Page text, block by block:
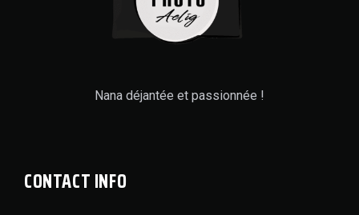
Nana déjantée et passionnée !
CONTACT INFO